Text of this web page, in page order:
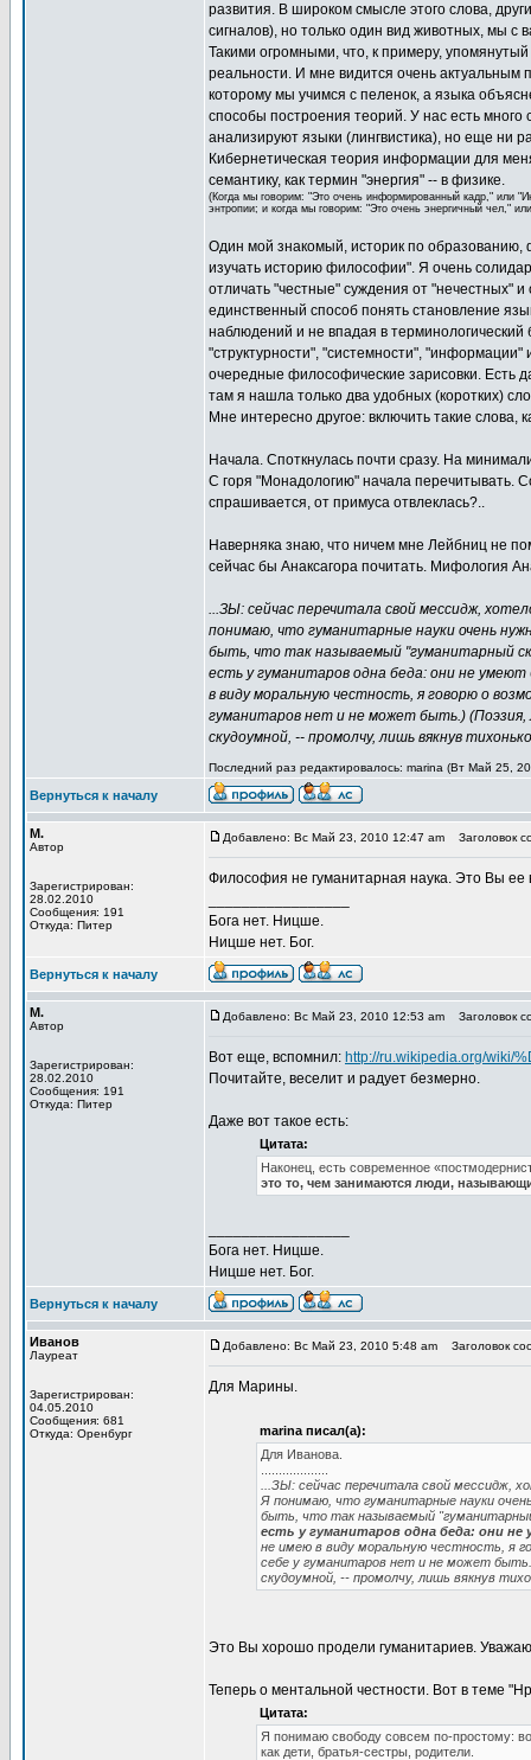
развития. В широком смысле этого слова,
сигналов), но только один вид животных, мы
Такими огромными, что, к примеру,
реальности. И мне видится очень актуальным
которому мы учимся с пеленок, а языка
способы построения теорий. У нас есть
анализируют языки (лингвистика), но еще ни
Кибернетическая теория информации для
семантику, как термин "энергия" -- в физике.
(Когда мы говорим: "Это очень информированный кадр," или
энтропии; и когда мы говорим: "Это очень энергичный чел,"
Один мой знакомый, историк по образованию,
изучать историю философии". Я очень
отличать "честные" суждения от "нечестных"
единственный способ понять становление
наблюдений и не впадая в терминологический
"структурности", "системности",
очередные философические зарисовки. Есть
там я нашла только два удобных (коротких)
Мне интересно другое: включить такие слова,
Начала. Споткнулась почти сразу. На
С горя "Монадологию" начала перечитывать.
спрашивается, от примуса отвлеклась?..
Наверняка знаю, что ничем мне Лейбниц не
сейчас бы Анаксагора почитать. Мифология
...ЗЫ: сейчас перечитала свой мессидж,
понимаю, что гуманитарные науки очень
быть, что так называемый "гуманитарный
есть у гуманитаров одна беда: они не
в виду моральную честность, я говорю о
гуманитаров нет и не может быть.) (Поэзия,
скудоумной, -- промолчу, лишь вякнув
Последний раз редактировалось: marina (Вт Май 25,
Вернуться к началу
М.
Автор
Зарегистрирован:
28.02.2010
Сообщения: 191
Откуда: Питер
Добавлено: Вс Май 23, 2010 12:47 am Заголовок
Философия не гуманитарная наука. Это Вы ее
Бога нет. Ницше.
Ницше нет. Бог.
Вернуться к началу
М.
Автор
Зарегистрирован:
28.02.2010
Сообщения: 191
Откуда: Питер
Добавлено: Вс Май 23, 2010 12:53 am Заголовок
Вот еще, вспомнил: http://ru.wikipedia.org/wiki/
Почитайте, веселит и радует безмерно.
Даже вот такое есть:
Цитата:
Наконец, есть современное
это то, чем занимаются люди,
Бога нет. Ницше.
Ницше нет. Бог.
Вернуться к началу
Иванов
Лауреат
Зарегистрирован:
04.05.2010
Сообщения: 681
Откуда: Оренбург
Добавлено: Вс Май 23, 2010 5:48 am Заголовок
Для Марины.
marina писал(а):
Для Иванова.
...ЗЫ: сейчас перечитала свой мессидж,
Я понимаю, что гуманитарные науки
быть, что так называемый
есть у гуманитаров одна беда: они
не имею в виду моральную честность, я
себе у гуманитаров нет и не может
скудоумной, -- промолчу, лишь вякнув
Это Вы хорошо продели гуманитариев.
Теперь о ментальной честности. Вот в теме
Цитата:
Я понимаю свободу совсем по-простому:
как дети, братья-сестры, родители.